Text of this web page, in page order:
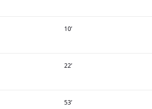
10’
22’
53’